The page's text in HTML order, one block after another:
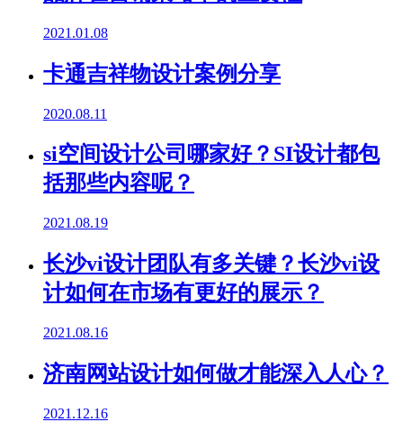
2021.01.08
卡通吉祥物设计案例分享
2020.08.11
si空间设计公司哪家好？SI设计都包
括那些内容呢？
2021.08.19
长沙vi设计团队有多关键？长沙vi设
计如何在市场有更好的展示？
2021.08.16
济南网站设计如何做才能深入人心？
2021.12.16